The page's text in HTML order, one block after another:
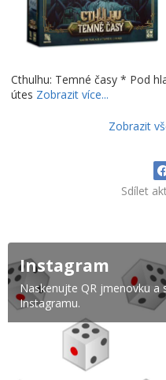
Cthulhu: Temné časy * Pod
útes Zobrazit více...
Zobrazit
Sdílet
Instagram
Naskenujte QR jmenovku a
Instagramu.